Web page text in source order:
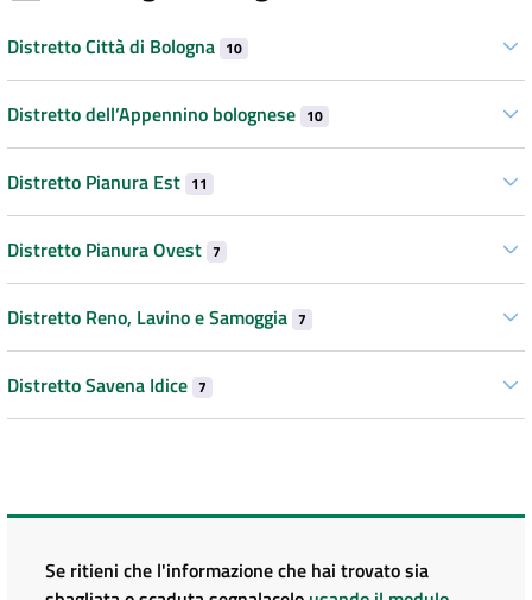
Distretto Città di Bologna 10
Distretto dell’Appennino bolognese 10
Distretto Pianura Est 11
Distretto Pianura Ovest 7
Distretto Reno, Lavino e Samoggia 7
Distretto Savena Idice 7
Se ritieni che l'informazione che hai trovato sia